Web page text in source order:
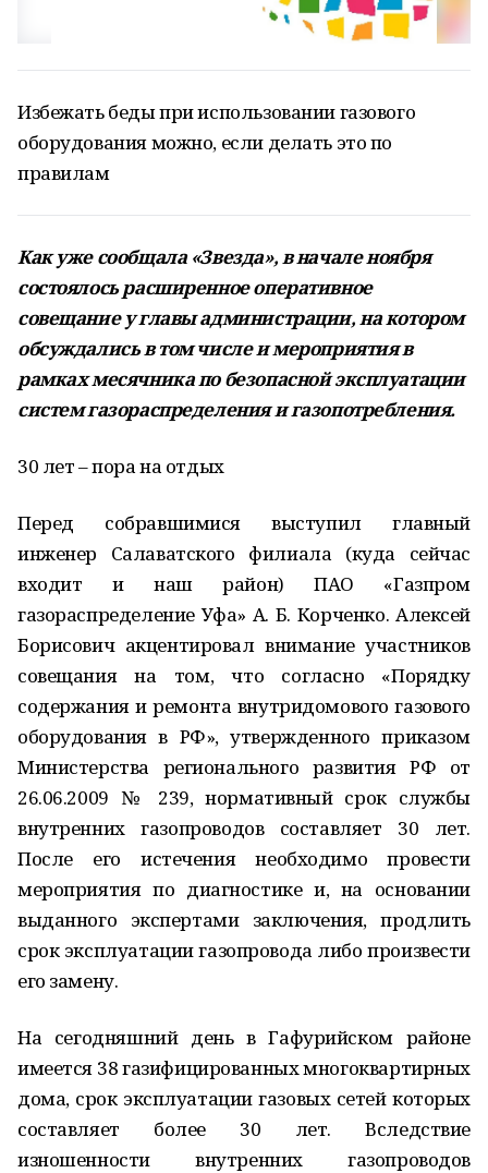
Избежать беды при использовании газового
оборудования можно, если делать это по
правилам
Как уже сообщала«Звезда»,в начале ноября
состоялось расширенное оперативное
совещание у главы администрации,на котором
обсуждались в том числе и мероприятия в
рамках месячника по безопасной эксплуатации
систем газораспределения и газопотребления.
30 лет – пора на отдых
Перед собравшимися выступил главный
инженер Салаватского филиала (куда сейчас
входит и наш район) ПАО «Газпром
газораспределение Уфа» А. Б. Корченко. Алексей
Борисович акцентировал внимание участников
совещания на том, что согласно «Порядку
содержания и ремонта внутридомового газового
оборудования в РФ», утвержденного приказом
Министерства регионального развития РФ от
26.06.2009 № 239, нормативный срок службы
внутренних газопроводов составляет 30 лет.
После его истечения необходимо провести
мероприятия по диагностике и, на основании
выданного экспертами заключения, продлить
срок эксплуатации газопровода либо произвести
его замену.
На сегодняшний день в Гафурийском районе
имеется 38 газифицированных многоквартирных
дома, срок эксплуатации газовых сетей которых
составляет более 30 лет. Вследствие
изношенности внутренних газопроводов